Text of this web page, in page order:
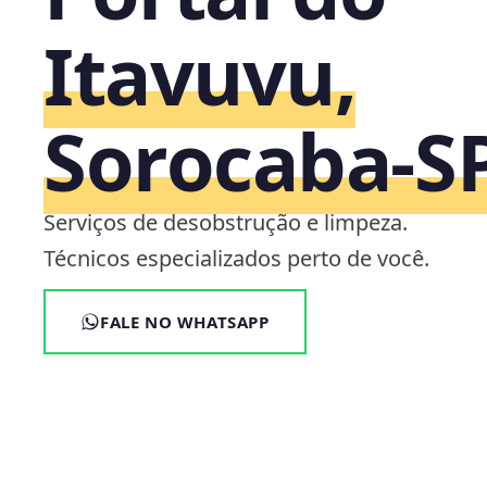
Itavuvu,
Serviços de desobstrução e limpeza.
Técnicos especializados perto de você.
FALE NO WHATSAPP